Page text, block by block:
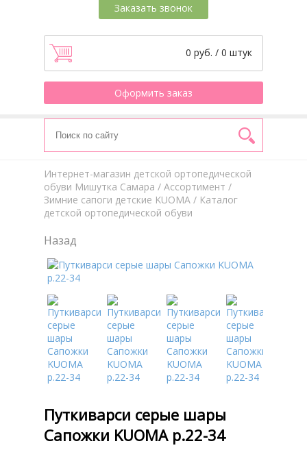
Заказать звонок
0 руб. / 0 штук
Оформить заказ
Интернет-магазин детской ортопедической
обуви Мишутка Самара / Aссортимент /
Зимние сапоги детские KUOMA / Каталог
детской ортопедической обуви
Назад
Путкиварси серые шары
Сапожки KUOMA р.22-34